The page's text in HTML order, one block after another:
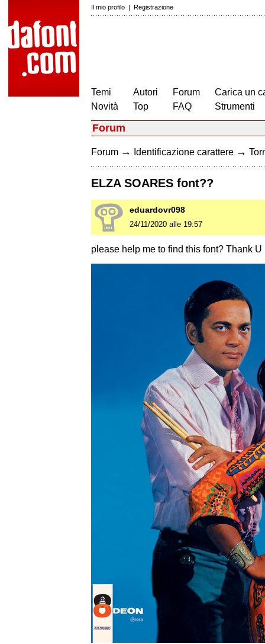
Il mio profilo | Registrazione
Temi
Novità
Autori
Top
Forum
FAQ
Carica un
Strumenti
Forum
Forum → Identificazione carattere →
ELZA SOARES font??
eduardovr098
24/11/2020 alle 19:57
please help me to find this font? Thank U